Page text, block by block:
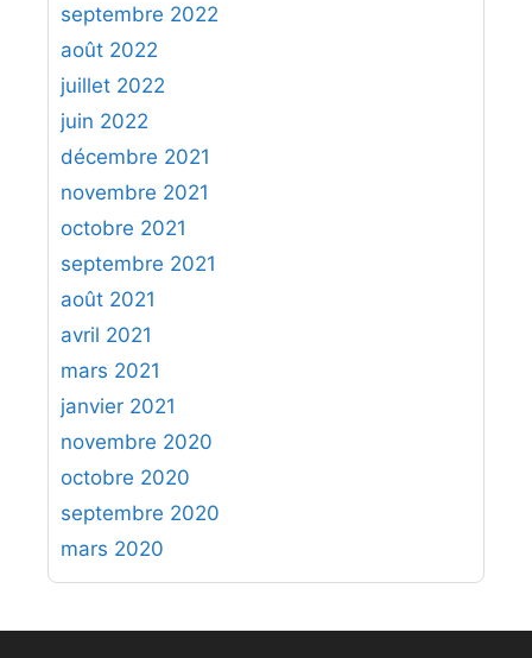
septembre 2022
août 2022
juillet 2022
juin 2022
décembre 2021
novembre 2021
octobre 2021
septembre 2021
août 2021
avril 2021
mars 2021
janvier 2021
novembre 2020
octobre 2020
septembre 2020
mars 2020